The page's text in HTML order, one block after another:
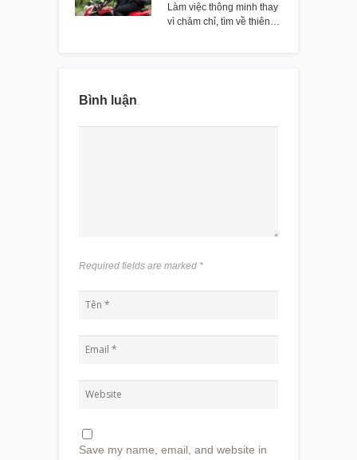
Làm việc thông minh thay
vì chăm chỉ, tìm về thiên…
Bình luận
Required fields are marked *
Save my name, email, and website in